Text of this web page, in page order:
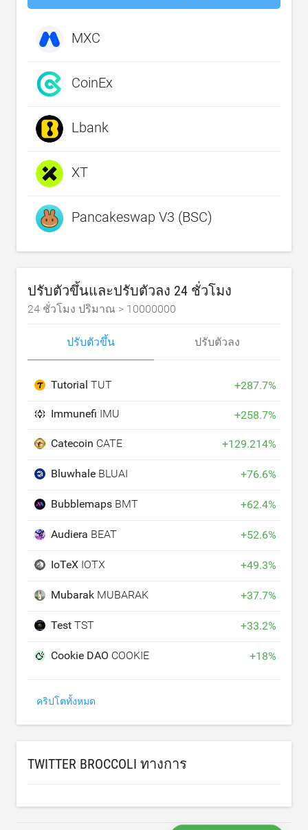
MXC
CoinEx
Lbank
XT
Pancakeswap V3 (BSC)
ปรับตัวขึ้นและปรับตัวลง 24 ชั่วโมง
24 ชั่วโมง ปริมาณ > 10000000
ปรับตัวขึ้น ปรับตัวลง
Tutorial TUT +287.7%
Immunefi IMU +258.7%
Catecoin CATE +129.214%
Bluwhale BLUAI +76.6%
Bubblemaps BMT +62.4%
Audiera BEAT +52.6%
IoTeX IOTX +49.3%
Mubarak MUBARAK +37.7%
Test TST +33.2%
Cookie DAO COOKIE +18%
คริปโตทั้งหมด
TWITTER BROCCOLI ทางการ